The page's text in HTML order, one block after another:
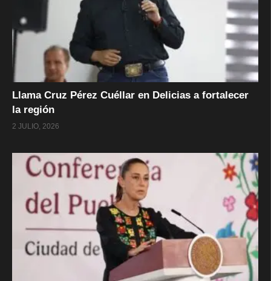
Llama Cruz Pérez Cuéllar en Delicias a fortalecer
la región
2 JULIO, 2026